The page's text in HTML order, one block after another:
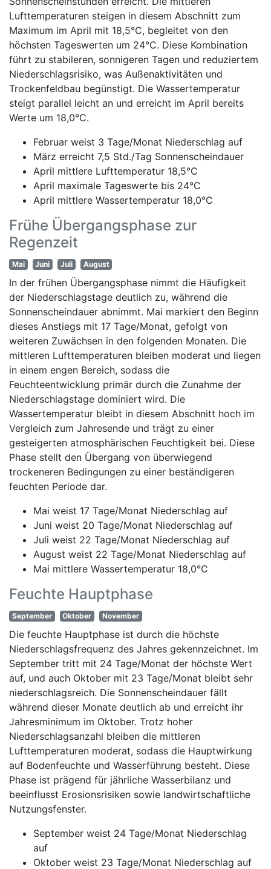
Lufttemperaturen steigen in diesem Abschnitt zum
Maximum im April mit 18,5°C, begleitet von den
höchsten Tageswerten um 24°C. Diese Kombination
führt zu stabileren, sonnigeren Tagen und reduziertem
Niederschlagsrisiko, was Außenaktivitäten und
Trockenfeldbau begünstigt. Die Wassertemperatur
steigt parallel leicht an und erreicht im April bereits
Werte um 18,0°C.
Februar weist 3 Tage/Monat Niederschlag auf
März erreicht 7,5 Std./Tag Sonnenscheindauer
April mittlere Lufttemperatur 18,5°C
April maximale Tageswerte bis 24°C
April mittlere Wassertemperatur 18,0°C
Frühe Übergangsphase zur
Regenzeit
Mai Juni Juli August
In der frühen Übergangsphase nimmt die Häufigkeit
der Niederschlagstage deutlich zu, während die
Sonnenscheindauer abnimmt. Mai markiert den Beginn
dieses Anstiegs mit 17 Tage/Monat, gefolgt von
weiteren Zuwächsen in den folgenden Monaten. Die
mittleren Lufttemperaturen bleiben moderat und liegen
in einem engen Bereich, sodass die
Feuchteentwicklung primär durch die Zunahme der
Niederschlagstage dominiert wird. Die
Wassertemperatur bleibt in diesem Abschnitt hoch im
Vergleich zum Jahresende und trägt zu einer
gesteigerten atmosphärischen Feuchtigkeit bei. Diese
Phase stellt den Übergang von überwiegend
trockeneren Bedingungen zu einer beständigeren
feuchten Periode dar.
Mai weist 17 Tage/Monat Niederschlag auf
Juni weist 20 Tage/Monat Niederschlag auf
Juli weist 22 Tage/Monat Niederschlag auf
August weist 22 Tage/Monat Niederschlag auf
Mai mittlere Wassertemperatur 18,0°C
Feuchte Hauptphase
September Oktober November
Die feuchte Hauptphase ist durch die höchste
Niederschlagsfrequenz des Jahres gekennzeichnet. Im
September tritt mit 24 Tage/Monat der höchste Wert
auf, und auch Oktober mit 23 Tage/Monat bleibt sehr
niederschlagsreich. Die Sonnenscheindauer fällt
während dieser Monate deutlich ab und erreicht ihr
Jahresminimum im Oktober. Trotz hoher
Niederschlagsanzahl bleiben die mittleren
Lufttemperaturen moderat, sodass die Hauptwirkung
auf Bodenfeuchte und Wasserführung besteht. Diese
Phase ist prägend für jährliche Wasserbilanz und
beeinflusst Erosionsrisiken sowie landwirtschaftliche
Nutzungsfenster.
September weist 24 Tage/Monat Niederschlag
auf
Oktober weist 23 Tage/Monat Niederschlag auf